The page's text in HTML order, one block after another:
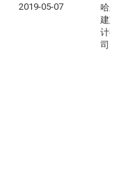
2019-05-07
哈尔
建建
计有
司